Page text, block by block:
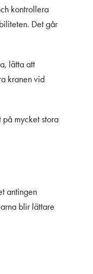
kontrollera
Det går
lätta att
kranen vid
mycket stora
antingen
blir lättare